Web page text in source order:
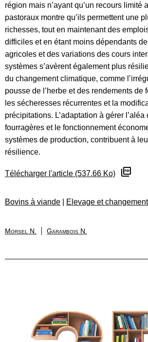
région mais n’ayant qu’un recours limité
pastoraux montre qu’ils permettent une
richesses, tout en maintenant des
difficiles et en étant moins dépendants
agricoles et des variations des cours
systèmes s’avèrent également plus
du changement climatique, comme
pousse de l’herbe et des rendements de
les sécheresses récurrentes et la
précipitations. L’adaptation à gérer
fourragères et le fonctionnement
systèmes de production, contribuent à
résilience.
Télécharger l'article (537.66 Ko)
Bovins à viande Elevage et
Morsel N. Garambois N.